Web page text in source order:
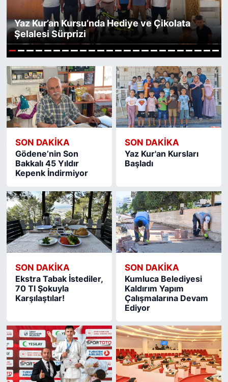
Yaz Kur’an Kursu’nda Hediye ve Çikolata
Şelalesi Sürprizi
1
SON DAKIKA
Gödene’nin Son
Bakkalı 45 Yıldır
Kepenk İndirmiyor
SON DAKIKA
Yaz Kur'an Kursları
Başladı
SON DAKIKA
Ekstra Tabak İstediler,
70 Tl Şokuyla
Karşılaştılar!
SON DAKIKA
Kumluca Belediyesi
Kaldırım Yapım
Çalışmalarına Devam
Ediyor